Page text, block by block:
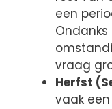
een
vraag
Herfst
vaak